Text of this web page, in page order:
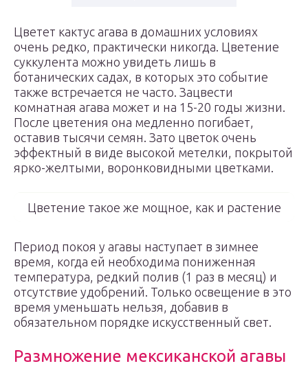
Цветет кактус агава в домашних условиях
очень редко, практически никогда. Цветение
суккулента можно увидеть лишь в
ботанических садах, в которых это событие
также встречается не часто. Зацвести
комнатная агава может и на 15-20 годы жизни.
После цветения она медленно погибает,
оставив тысячи семян. Зато цветок очень
эффектный в виде высокой метелки, покрытой
ярко-желтыми, воронковидными цветками.
Цветение такое же мощное, как и растение
Период покоя у агавы наступает в зимнее
время, когда ей необходима пониженная
температура, редкий полив (1 раз в месяц) и
отсутствие удобрений. Только освещение в это
время уменьшать нельзя, добавив в
обязательном порядке искусственный свет.
Размножение мексиканской агавы